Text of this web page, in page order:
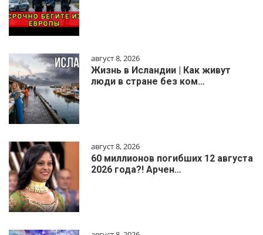
август 8, 2026
Жизнь в Исландии | Как живут
люди в стране без ком…
август 8, 2026
60 миллионов погибших 12 августа
2026 года?! Арчен…